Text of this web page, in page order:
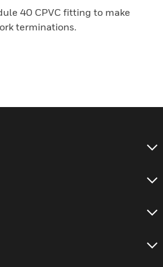
40 CPVC fitting to make
terminations.